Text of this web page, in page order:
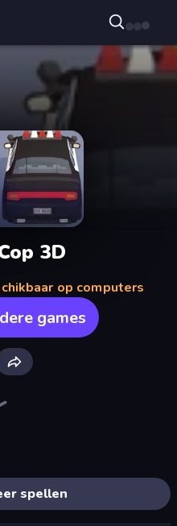
3D
op computers
games
spellen